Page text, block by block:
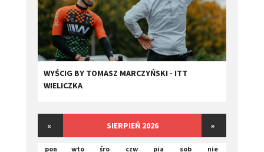
WYŚCIG BY TOMASZ MARCZYŃSKI - ITT
WIELICZKA
« SIERPIEŃ 2026 »
pon wto śro czw pia sob nie